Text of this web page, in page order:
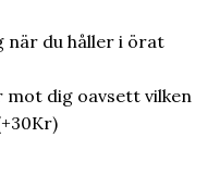
när du håller i örat
mot dig oavsett vilken